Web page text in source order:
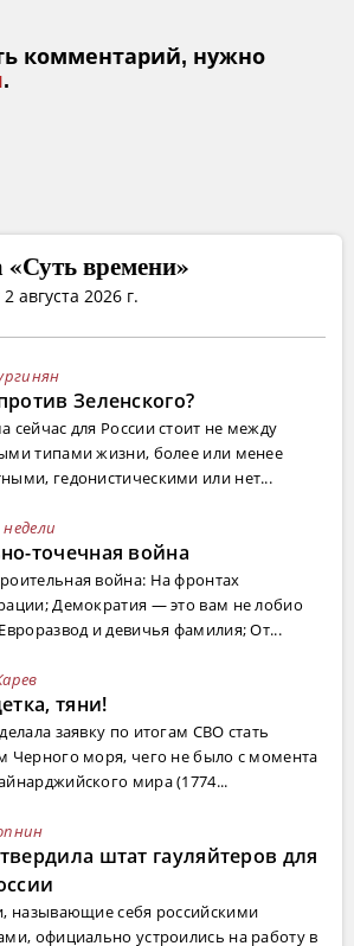
комментарий, нужно
.
«Суть времени»
августа 2026 г.
Зеленского?
сейчас для России стоит не между
типами жизни, более или менее
гедонистическими или нет...
точечная война
война: На фронтах
Демократия — это вам не лобио
и девичья фамилия; От...
тяни!
заявку по итогам СВО стать
Черного моря, чего не было с момента
мира (1774...
штат гауляйтеров для
называющие себя российскими
официально устроились на работу в